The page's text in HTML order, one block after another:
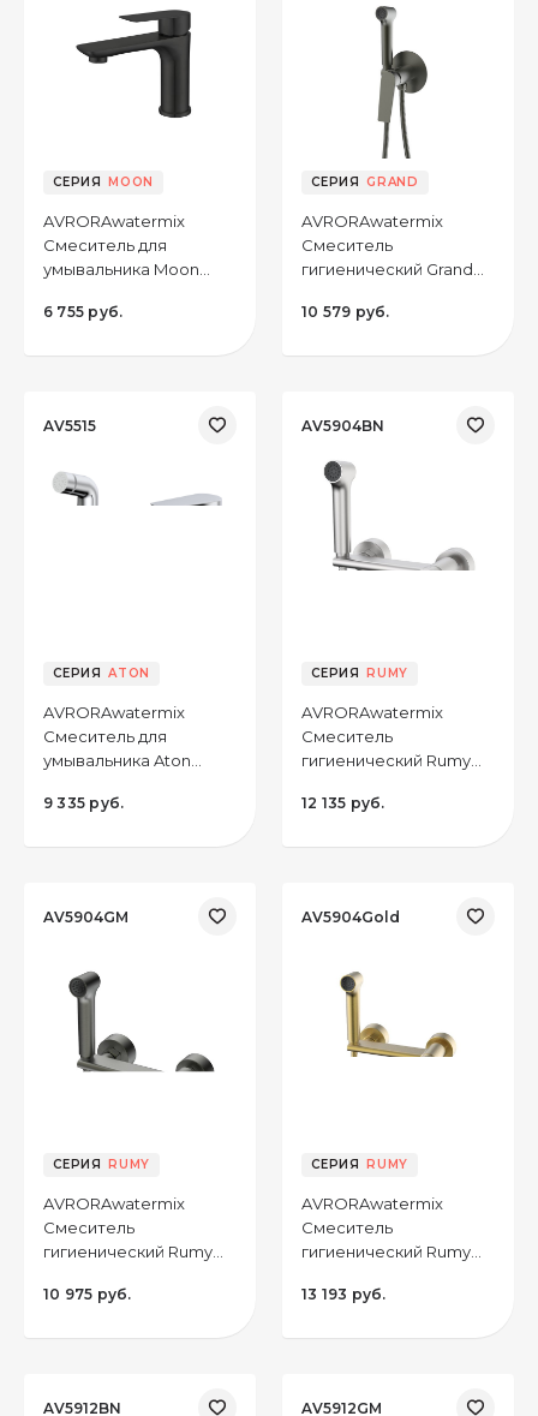
CЕРИЯ MOON
AVRORAwatermix
Смеситель для
умывальника Moon
цвет чёрный
6 755 руб.
CЕРИЯ GRAND
AVRORAwatermix
Смеситель
гигиенический Grand
оружейная сталь
10 579 руб.
AV5515
CЕРИЯ ATON
AVRORAwatermix
Смеситель для
умывальника Aton
лейкой, цвет хром
9 335 руб.
AV5904BN
CЕРИЯ RUMY
AVRORAwatermix
Смеситель
гигиенический Rumy
брашированный
12 135 руб.
AV5904GM
CЕРИЯ RUMY
AVRORAwatermix
Смеситель
гигиенический Rumy
оружейная сталь
10 975 руб.
AV5904Gold
CЕРИЯ RUMY
AVRORAwatermix
Смеситель
гигиенический Rumy
золото
13 193 руб.
AV5912BN AV5912GM